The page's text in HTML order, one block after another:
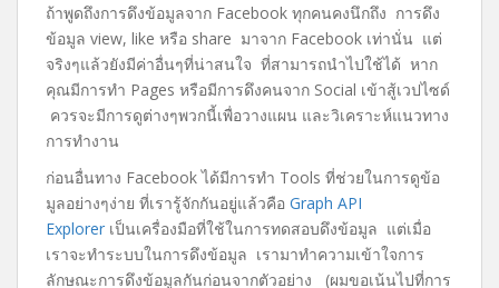
c
e
b
o
o
k
i
t
t
e
r
n
e
a
l
ถ้าพูดถึงการดึงข้อมูลจาก Facebook ทุกคนคงนึกถึง การดึง
ข้อมูล view, like หรือ share มาจาก Facebook เท่านั่น แต่
จริงๆแล้วยังมีค่าอื่นๆที่น่าสนใจ ที่สามารถนำไปใช้ได้ หาก
คุณมีการทำ Pages หรือมีการดึงคนจาก Social เข้าสู้เวปไซด์
ควรจะมีการดูต่างๆพวกนี้เพื่อวางแผน และวิเคราะห์แนวทาง
การทำงาน
ก่อนอื่นทาง Facebook ได้มีการทำ Tools ที่ช่วยในการดูข้อ
มูลอย่างๆง่าย ที่เรารู้จักกันอยู่แล้วคือ Graph API
Explorer เป็นเครื่องมือที่ใช้ในการทดสอบดึงข้อมูล แต่เมื่อ
เราจะทำระบบในการดึงข้อมูล เรามาทำความเข้าใจการ
ลักษณะการดึงข้อมูลกันก่อนจากตัวอย่าง (ผมขอเน้นไปที่การ